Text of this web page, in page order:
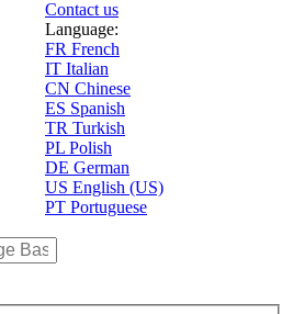
Contact us
Language:
FR French
IT Italian
CN Chinese
ES Spanish
TR Turkish
PL Polish
DE German
US English (US)
PT Portuguese